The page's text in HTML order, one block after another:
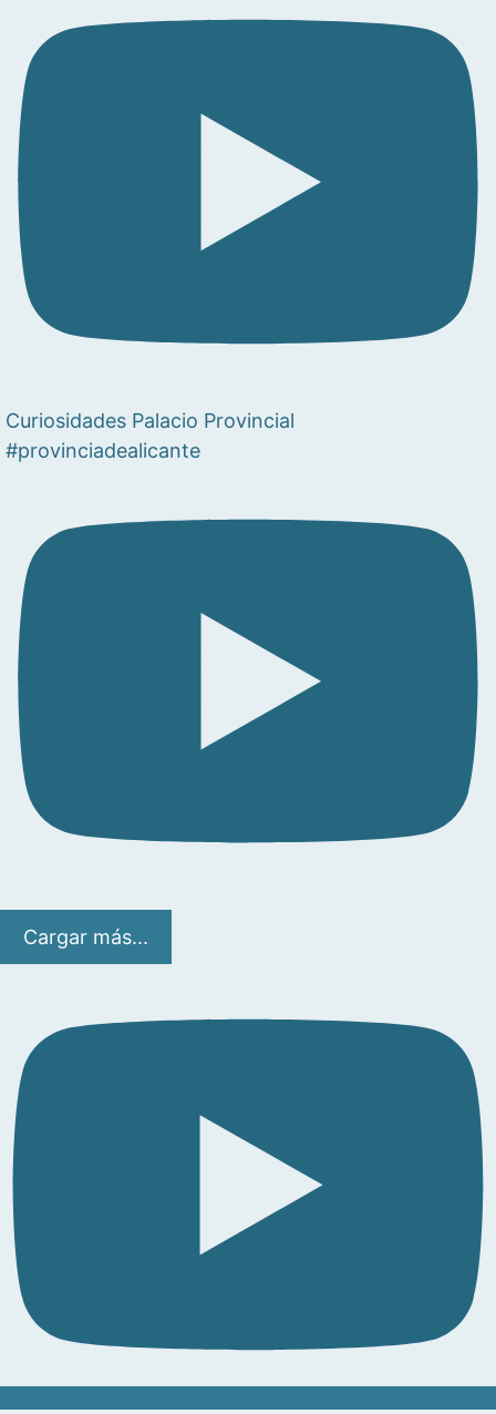
Curiosidades Palacio Provincial
#provinciadealicante
Cargar más...